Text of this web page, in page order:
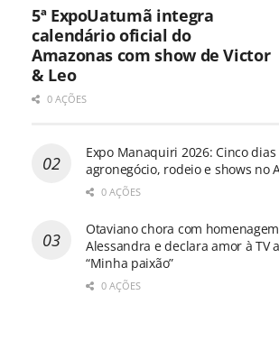
5ª ExpoUatumã integra
calendário oficial do
Amazonas com show de Victor
& Leo
0 AÇÕES
Expo Manaquiri 2026: Cinco dias
agronegócio, rodeio e shows no
0 AÇÕES
Otaviano chora com
Alessandra e declara amor à TV
“Minha paixão”
0 AÇÕES